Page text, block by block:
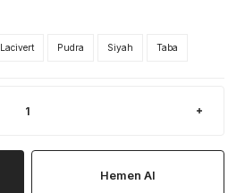
Lacivert Pudra Siyah Taba
Hemen Al